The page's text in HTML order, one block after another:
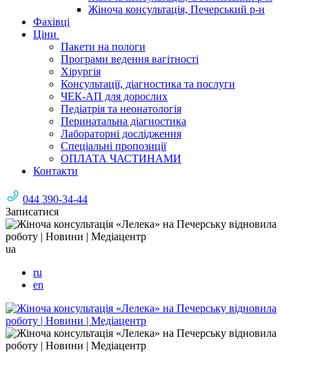
Жіноча консультація, Печерський р-н
Фахівці
Ціни
Пакети на пологи
Програми ведення вагітності
Хірургія
Консультації, діагностика та послуги
ЧЕК-АП для дорослих
Педіатрія та неонатологія
Перинатальна діагностика
Лабораторні дослідження
Спеціальні пропозиції
ОПЛАТА ЧАСТИНАМИ
Контакти
044 390-34-44
Записатися
ua
ru
en